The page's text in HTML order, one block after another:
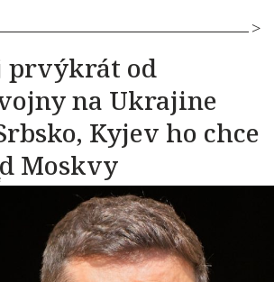
prvýkrát od
na Ukrajine
Kyjev ho chce
Moskvy